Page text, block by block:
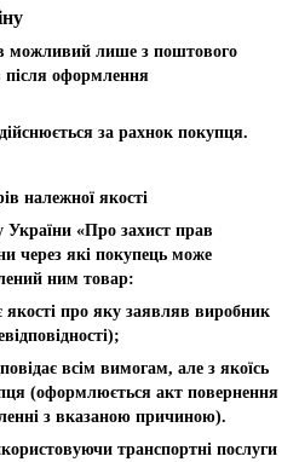
можливий лише з поштового
після оформлення
за рахнок покупця.
належної якості
України «Про захист прав
через які покупець може
ним товар:
про яку заявляв виробник
всім вимогам, але з якоїсь
(оформлюється акт повернення
з вказаною причиною).
транспортні послуги